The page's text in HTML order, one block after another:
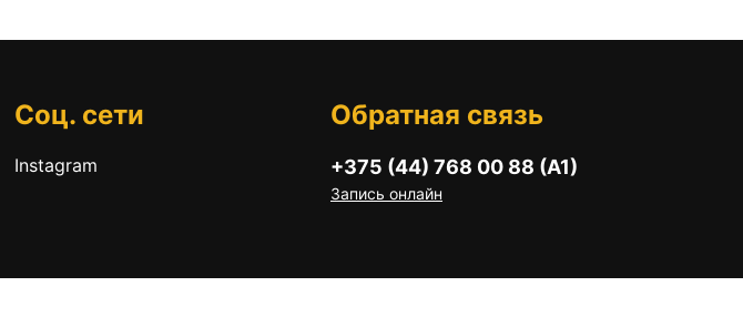
Соц. сети
Instagram
Обратная связь
+375 (44) 768 00 88 (А1)
Запись онлайн